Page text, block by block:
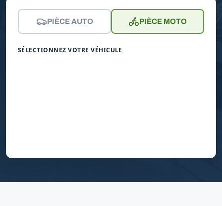
PIÈCE AUTO PIÈCE MOTO
SÉLECTIONNEZ VOTRE VÉHICULE